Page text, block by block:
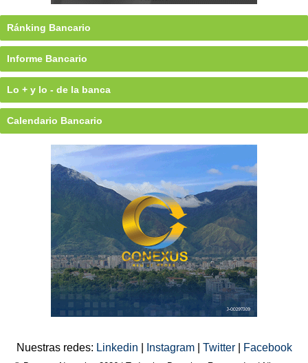
Ránking Bancario
Informe Bancario
Lo + y lo - de la banca
Calendario Bancario
Nuestras redes: Linkedin Instagram Twitter Facebook